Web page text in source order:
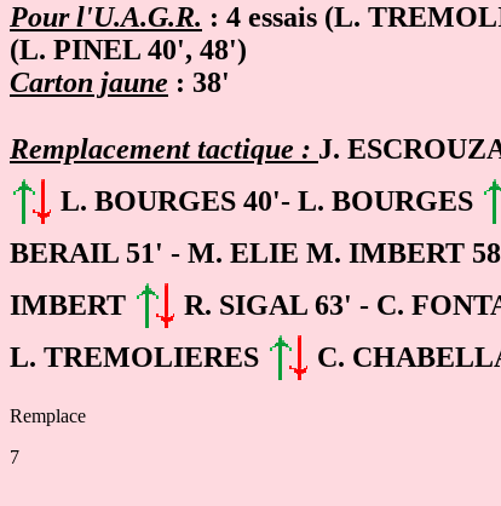
Pour l'U.A.G.R. : 4 essais (L.
(L. PINEL 40', 48')
Carton jaune : 38'
Remplacement tactique : J.
L. BOURGES 40'- L. BOURGES
BERAIL 51' - M. ELIE M. IMBERT
IMBERT
R. SIGAL 63' - C.
L. TREMOLIERES
C.
Remplace
7